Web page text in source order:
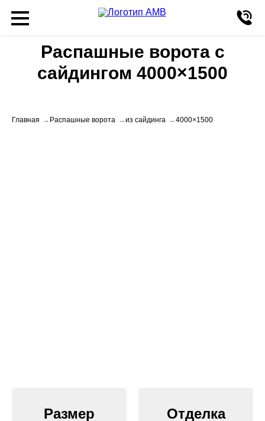
Распашные ворота с
сайдингом 4000×1500
Главная Распашные ворота из сайдинга 4000×1500
Размер Отделка